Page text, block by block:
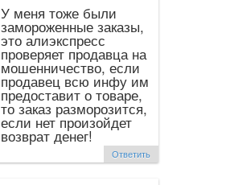
У меня тоже были
замороженные заказы,
это алиэкспресс
проверяет продавца на
мошенничество, если
продавец всю инфу им
предоставит о товаре,
то заказ разморозится,
если нет произойдет
возврат денег!
Ответить